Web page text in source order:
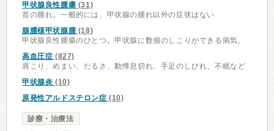
甲状腺良性腫瘍 (31)
首の腫れ。一般的には、甲状腺の腫れ以外の症状はない
腺腫様甲状腺腫(18)
甲状腺良性腫瘍のひとつ。甲状腺に数個のしこりができる病気。
高血圧症 (827)
肩こり、めまい、だるさ、動悸息切れ、手足のしびれ、不眠など
甲状腺炎 (10)
原発性アルドステロン症 (10)
診療・治療法